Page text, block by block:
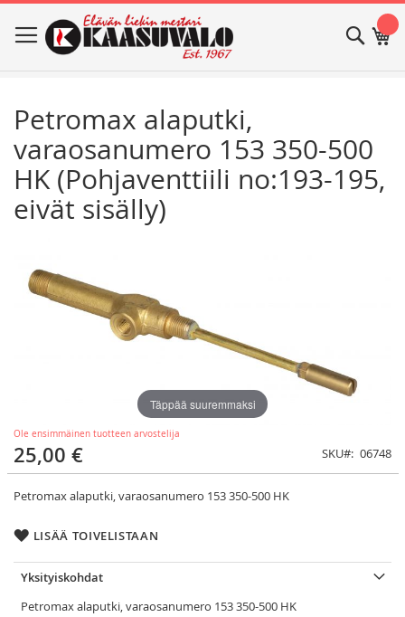
to
Content
Haku
Petromax alaputki,
varaosanumero 153 350-500
HK (Pohjaventtiili no:193-195,
eivät sisälly)
Ole ensimmäinen tuotteen arvostelija
25,00 € SKU 06748
Petromax alaputki, varaosanumero 153 350-500 HK
LISÄÄ TOIVELISTAAN
the
end
the
beginning
Täppää suuremmaksi
Yksityiskohdat
Petromax alaputki, varaosanumero 153 350-500 HK